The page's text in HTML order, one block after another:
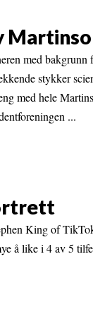
med
stykker
med hele
...
King of
å like i 4 av 5